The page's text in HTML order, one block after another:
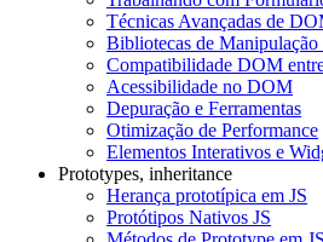
Técnicas Avançadas de
Bibliotecas de
Compatibilidade DOM
Acessibilidade no DOM
Depuração e Ferramentas
Otimização de Performance
Elementos Interativos e
Prototypes, inheritance
Herança prototípica em JS
Protótipos Nativos JS